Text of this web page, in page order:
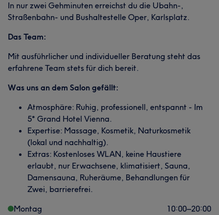
In nur zwei Gehminuten erreichst du die Ubahn-,
Straßenbahn- und Bushaltestelle Oper, Karlsplatz.
Das Team:
Mit ausführlicher und individueller Beratung steht das
erfahrene Team stets für dich bereit.
Was uns an dem Salon gefällt:
Atmosphäre: Ruhig, professionell, entspannt - Im
5* Grand Hotel Vienna.
Expertise: Massage, Kosmetik, Naturkosmetik
(lokal und nachhaltig).
Extras: Kostenloses WLAN, keine Haustiere
erlaubt, nur Erwachsene, klimatisiert, Sauna,
Damensauna, Ruheräume, Behandlungen für
Zwei, barrierefrei.
Montag
10:00–20:00